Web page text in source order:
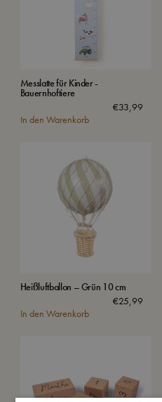
Messlatte für Kinder -
Bauernhoftiere
€33,99
In den Warenkorb
Heißluftballon – Grün 10 cm
€25,99
In den Warenkorb